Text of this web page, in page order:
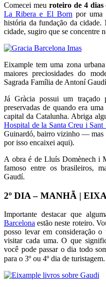
Comecei meu roteiro de 4 dias
La Ribera e El Born por uma
história da fundação da
cidade, sugiro que se concentre
Eixample tem uma zona
maiores preciosidades do
Sagrada Família de Antoní
Já Gràcia possui um traçado
preservadas de quando era
capital da Catalunha. Abriga
Hospital de la Santa Creu i Sant
Guinardó, bairro vizinho — mas
por isso encaixei aqui).
A obra é de Lluís Domènech i
famoso entre os brasileiros,
Gaudí.
2º DIA – MANHÃ |
Importante destacar que
Barcelona estão neste roteiro.
posso levar em consideração
visitar cada uma. O que
você pode passar o dia todo
para o 3º ou 4º dia de